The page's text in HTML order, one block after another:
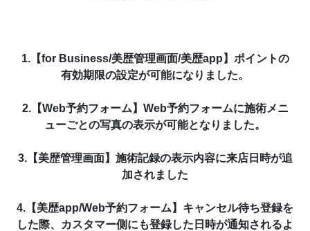
1.【for Business/美歴管理画面/美歴app】ポイントの
有効期限の設定が可能になりました。
2.【Web予約フォーム】Web予約フォームに施術メニ
ューごとの写真の表示が可能となりました。
3.【美歴管理画面】施術記録の表示内容に来店日時が追
加されました
4.【美歴app/Web予約フォーム】キャンセル待ち登録を
した際、カスタマー側にも登録した日時が通知されるよ